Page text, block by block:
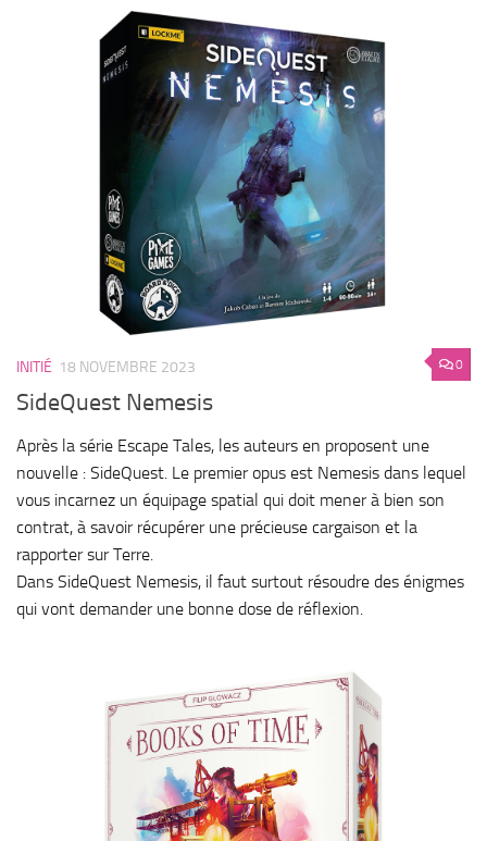
0
INITIÉ 18 NOVEMBRE 2023
SideQuest Nemesis
Après la série Escape Tales, les auteurs en proposent une
nouvelle : SideQuest. Le premier opus est Nemesis dans lequel
vous incarnez un équipage spatial qui doit mener à bien son
contrat, à savoir récupérer une précieuse cargaison et la
rapporter sur Terre.
Dans SideQuest Nemesis, il faut surtout résoudre des énigmes
qui vont demander une bonne dose de réflexion.